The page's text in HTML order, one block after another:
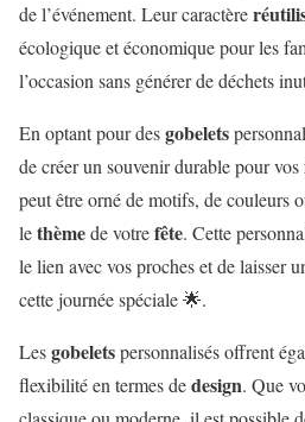
de l’événement. Leur caractère
écologique et économique pour les
l’occasion sans générer de déchets
En optant pour desgobelets
de créer un souvenir durable pour vos
peut être orné de motifs, de couleurs
lethèmede votrefête. Cette
le lien avec vos proches et de laisser
cette journée spéciale 🌟.
Lesgobeletspersonnalisés offrent
flexibilité en termes dedesign. Que